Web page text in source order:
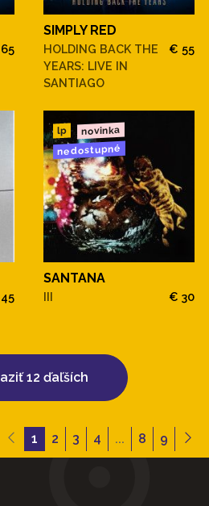
SIMPLY RED
HOLDING BACK THE
YEARS: LIVE IN
SANTIAGO
€ 55
lp novinka
nedostupné
SANTANA
III € 30
12 ďaľších
1 2 3 4 ... 8 9